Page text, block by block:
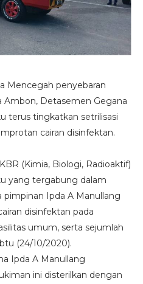
Mencegah penyebaran
Ambon, Detasemen Gegana
terus tingkatkan setrilisasi
cairan disinfektan.
(Kimia, Biologi, Radioaktif)
yang tergabung dalam
pimpinan Ipda A Manullang
disinfektan pada
umum, serta sejumlah
(24/10/2020).
Ipda A Manullang
ini disterilkan dengan